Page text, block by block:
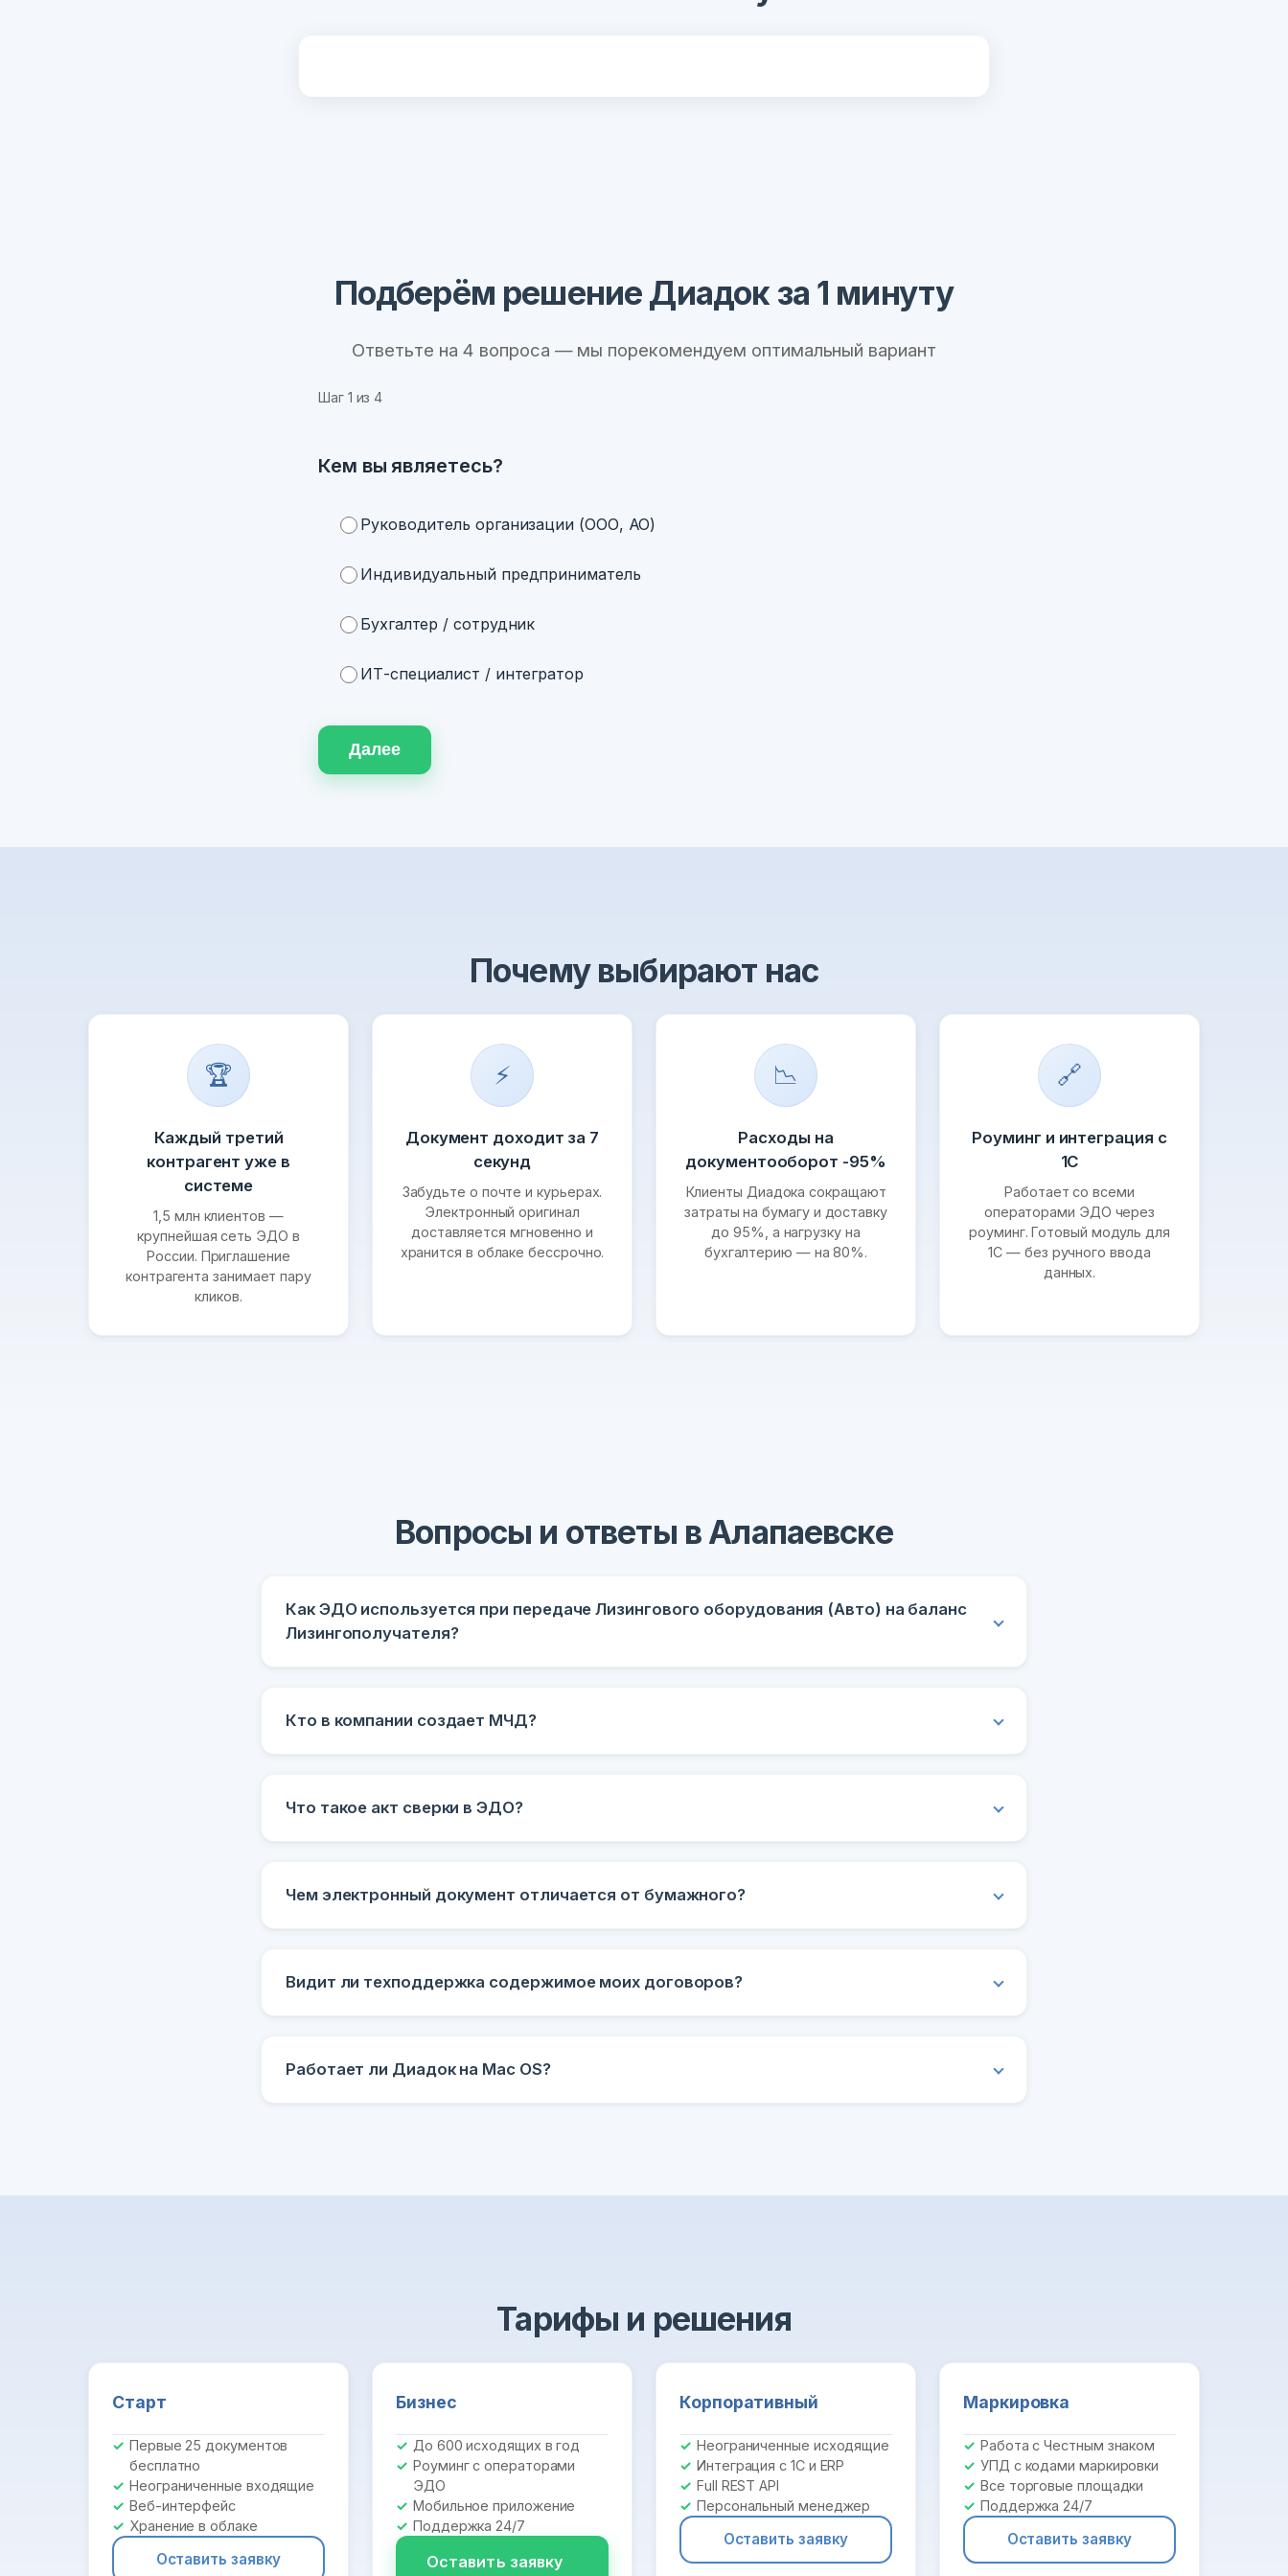
Подберём решение Диадок за 1 минуту
Ответьте на 4 вопроса — мы порекомендуем оптимальный вариант
Шаг 1 из 4
Кем вы являетесь?
Руководитель организации (ООО, АО)
Индивидуальный предприниматель
Бухгалтер / сотрудник
ИТ-специалист / интегратор
Далее
Почему выбирают нас
🏆
Каждый третий
контрагент уже в
системе
1,5 млн клиентов —
крупнейшая сеть ЭДО в
России. Приглашение
контрагента занимает пару
кликов.
⚡
Документ доходит за 7
секунд
Забудьте о почте и курьерах.
Электронный оригинал
доставляется мгновенно и
хранится в облаке бессрочно.
📉
Расходы на
документооборот -95%
Клиенты Диадока сокращают
затраты на бумагу и доставку
до 95%, а нагрузку на
бухгалтерию — на 80%.
🔗
Роуминг и интеграция с
1С
Работает со всеми
операторами ЭДО через
роуминг. Готовый модуль для
1С — без ручного ввода
данных.
Вопросы и ответы в Алапаевске
Как ЭДО используется при передаче Лизингового оборудования (Авто) на баланс
Лизингополучателя?
Кто в компании создает МЧД?
Что такое акт сверки в ЭДО?
Чем электронный документ отличается от бумажного?
Видит ли техподдержка содержимое моих договоров?
Работает ли Диадок на Mac OS?
Тарифы и решения
Старт
Первые 25 документов
бесплатно
Неограниченные входящие
Веб-интерфейс
Хранение в облаке
Оставить заявку
Бизнес
До 600 исходящих в год
Роуминг с операторами
ЭДО
Мобильное приложение
Поддержка 24/7
Оставить заявку
Корпоративный
Неограниченные исходящие
Интеграция с 1С и ERP
Full REST API
Персональный менеджер
Оставить заявку
Маркировка
Работа с Честным знаком
УПД с кодами маркировки
Все торговые площадки
Поддержка 24/7
Оставить заявку